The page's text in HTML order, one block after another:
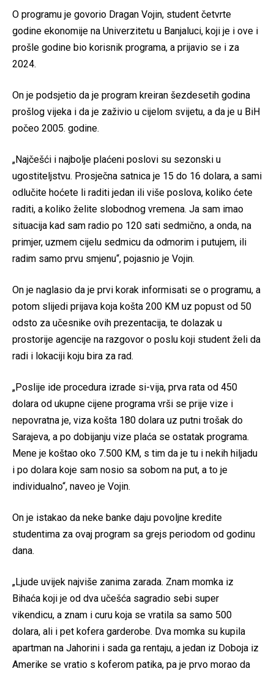
O programu je govorio Dragan Vojin, student četvrte
godine ekonomije na Univerzitetu u Banjaluci, koji je i ove i
prošle godine bio korisnik programa, a prijavio se i za
2024.
On je podsjetio da je program kreiran šezdesetih godina
prošlog vijeka i da je zaživio u cijelom svijetu, a da je u BiH
počeo 2005. godine.
„Najčešći i najbolje plaćeni poslovi su sezonski u
ugostiteljstvu. Prosječna satnica je 15 do 16 dolara, a sami
odlučite hoćete li raditi jedan ili više poslova, koliko ćete
raditi, a koliko želite slobodnog vremena. Ja sam imao
situacija kad sam radio po 120 sati sedmično, a onda, na
primjer, uzmem cijelu sedmicu da odmorim i putujem, ili
radim samo prvu smjenu“, pojasnio je Vojin.
On je naglasio da je prvi korak informisati se o programu, a
potom slijedi prijava koja košta 200 KM uz popust od 50
odsto za učesnike ovih prezentacija, te dolazak u
prostorije agencije na razgovor o poslu koji student želi da
radi i lokaciji koju bira za rad.
„Poslije ide procedura izrade si-vija, prva rata od 450
dolara od ukupne cijene programa vrši se prije vize i
nepovratna je, viza košta 180 dolara uz putni trošak do
Sarajeva, a po dobijanju vize plaća se ostatak programa.
Mene je koštao oko 7.500 KM, s tim da je tu i nekih hiljadu
i po dolara koje sam nosio sa sobom na put, a to je
individualno“, naveo je Vojin.
On je istakao da neke banke daju povoljne kredite
studentima za ovaj program sa grejs periodom od godinu
dana.
„Ljude uvijek najviše zanima zarada. Znam momka iz
Bihaća koji je od dva učešća sagradio sebi super
vikendicu, a znam i curu koja se vratila sa samo 500
dolara, ali i pet kofera garderobe. Dva momka su kupila
apartman na Jahorini i sada ga rentaju, a jedan iz Doboja iz
Amerike se vratio s koferom patika, pa je prvo morao da